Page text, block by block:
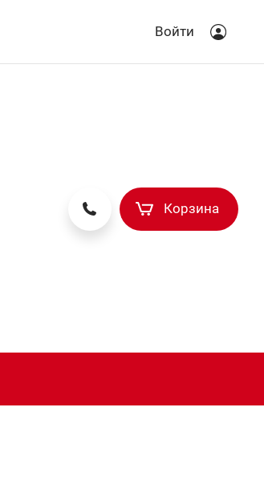
Войти
Корзина